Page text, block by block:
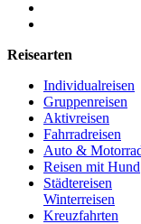
Reisearten
Individualreisen
Gruppenreisen
Aktivreisen
Fahrradreisen
Auto &
Reisen mit Hund
Städtereisen
Winterreisen
Kreuzfahrten